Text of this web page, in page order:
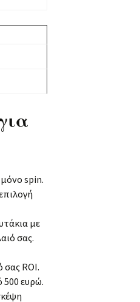
spin.
με
σας.
σας ROI.
ευρώ.